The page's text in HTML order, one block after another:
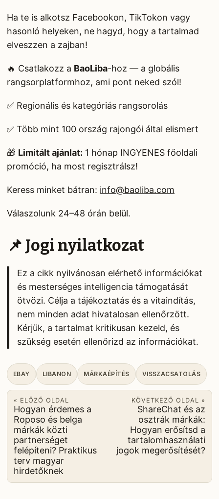
Ha te is alkotsz Facebookon, TikTokon vagy
hasonló helyeken, ne hagyd, hogy a tartalmad
elveszzen a zajban!
🔥 Csatlakozz a BaoLiba-hoz — a globális
rangsorplatformhoz, ami pont neked szól!
✅ Regionális és kategóriás rangsorolás
✅ Több mint 100 ország rajongói által elismert
🎁 Limitált ajánlat: 1 hónap INGYENES főoldali
promóció, ha most regisztrálsz!
Keress minket bátran: info@baoliba.com
Válaszolunk 24–48 órán belül.
📌 Jogi nyilatkozat
Ez a cikk nyilvánosan elérhető információkat
és mesterséges intelligencia támogatását
ötvözi. Célja a tájékoztatás és a vitaindítás,
nem minden adat hivatalosan ellenőrzött.
Kérjük, a tartalmat kritikusan kezeld, és
szükség esetén ellenőrizd az információkat.
EBAY LIBANON MÁRKAÉPÍTÉS VISSZACSATOLÁS
« ELŐZŐ OLDAL
Hogyan érdemes a
Roposo és belga
márkák közti
partnerséget
felépíteni? Praktikus
terv magyar
hirdetőknek
KÖVETKEZŐ OLDAL »
ShareChat és az
osztrák márkák:
Hogyan erősítsd a
tartalomhasználati
jogok megerősítését?